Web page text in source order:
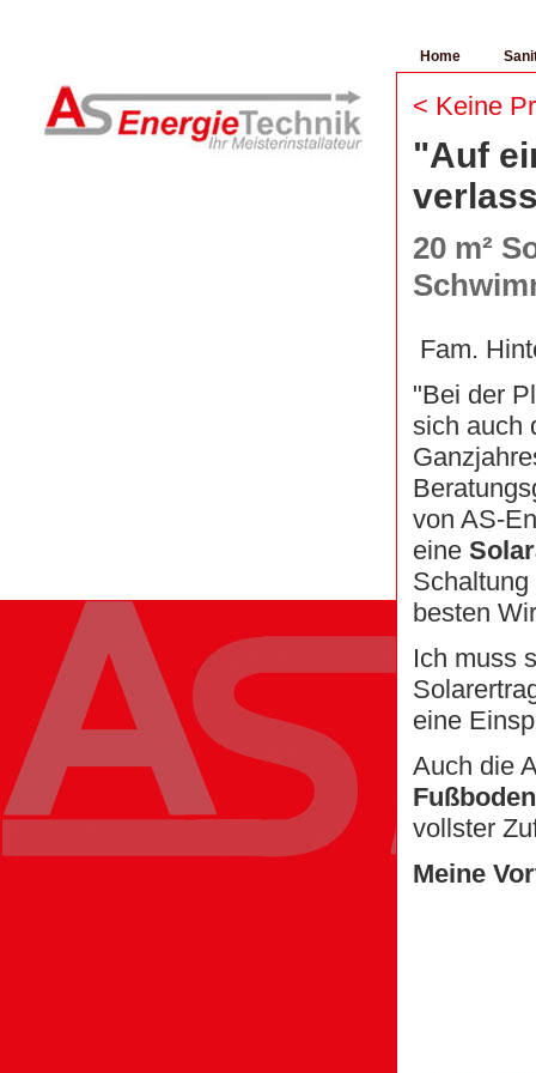
Home
< Keine
"Auf
20 m²
Fam.
"Bei der
sich auch
von AS-
eine
besten
Ich muss
eine
Auch die
vollster
Meine